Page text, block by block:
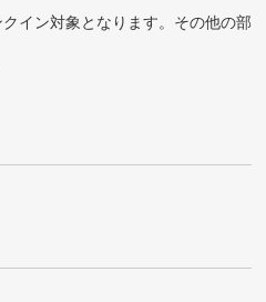
イン対象となります。その他の部